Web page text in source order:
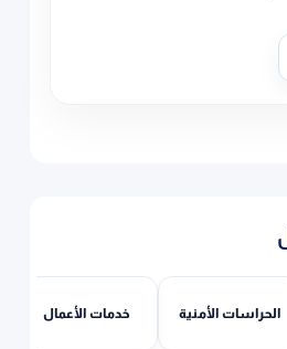
الحراسات الأمنية خدمات الأعمال